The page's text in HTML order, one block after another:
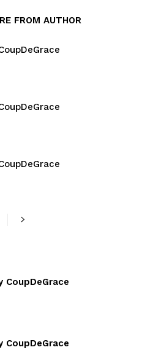
FROM AUTHOR
CoupDeGrace
CoupDeGrace